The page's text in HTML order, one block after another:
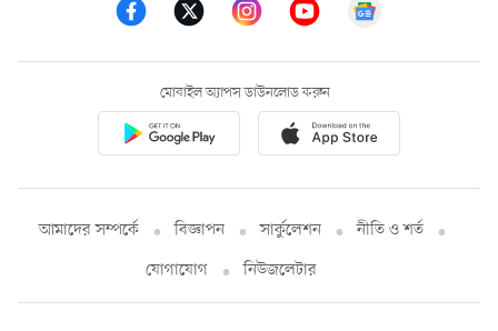
মোবাইল অ্যাপস ডাউনলোড করুন
আমাদের সম্পর্কে বিজ্ঞাপন সার্কুলেশন
নীতি ও শর্ত
যোগাযোগ
নিউজলেটার